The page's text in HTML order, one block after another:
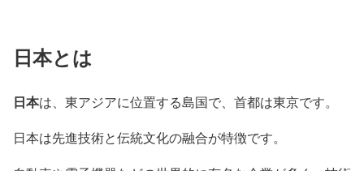
日本とは
日本は、東アジアに位置する島国で、首都は東京です。
日本は先進技術と伝統文化の融合が特徴です。